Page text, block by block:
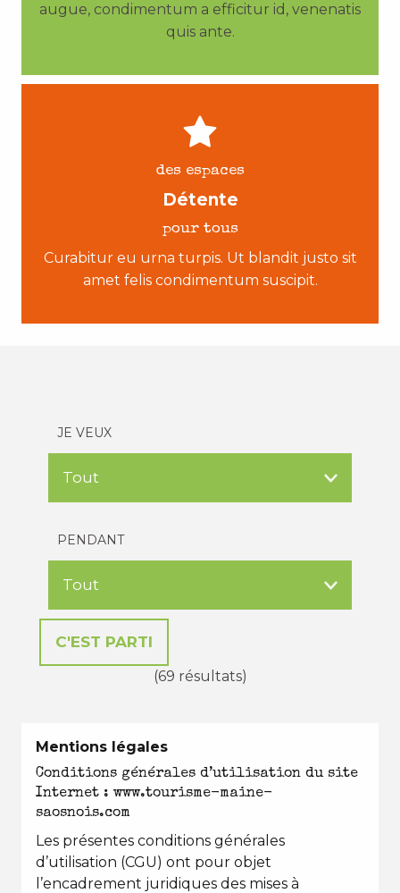
augue, condimentum a efficitur id, venenatis
quis ante.
des espaces
Détente
pour tous
Curabitur eu urna turpis. Ut blandit justo sit
amet felis condimentum suscipit.
JE VEUX
PENDANT
(69 résultats)
Mentions légales
Conditions générales d’utilisation du site
Internet : www.tourisme-maine-
saosnois.com
Les présentes conditions générales
d’utilisation (CGU) ont pour objet
l’encadrement juridiques des mises à